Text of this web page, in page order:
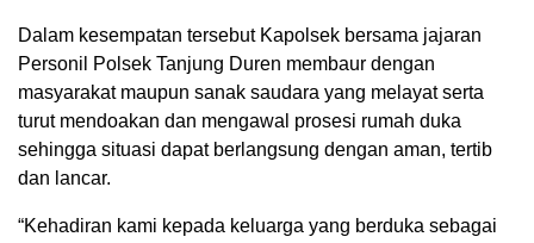
Dalam kesempatan tersebut Kapolsek bersama jajaran
Personil Polsek Tanjung Duren membaur dengan
masyarakat maupun sanak saudara yang melayat serta
turut mendoakan dan mengawal prosesi rumah duka
sehingga situasi dapat berlangsung dengan aman, tertib
dan lancar.
“Kehadiran kami kepada keluarga yang berduka sebagai